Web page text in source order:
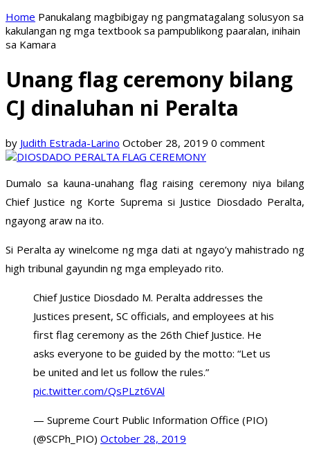
Home Panukalang magbibigay ng pangmatagalang solusyon sa
kakulangan ng mga textbook sa pampublikong paaralan, inihain
sa Kamara
Unang flag ceremony bilang
CJ dinaluhan ni Peralta
by Judith Estrada-Larino October 28, 2019 0 comment
Dumalo sa kauna-unahang flag raising ceremony niya bilang
Chief Justice ng Korte Suprema si Justice Diosdado Peralta,
ngayong araw na ito.
Si Peralta ay winelcome ng mga dati at ngayo’y mahistrado ng
high tribunal gayundin ng mga empleyado rito.
Chief Justice Diosdado M. Peralta addresses the
Justices present, SC officials, and employees at his
first flag ceremony as the 26th Chief Justice. He
asks everyone to be guided by the motto: “Let us
be united and let us follow the rules.”
pic.twitter.com/QsPLzt6VAl
— Supreme Court Public Information Office (PIO)
(@SCPh_PIO) October 28, 2019